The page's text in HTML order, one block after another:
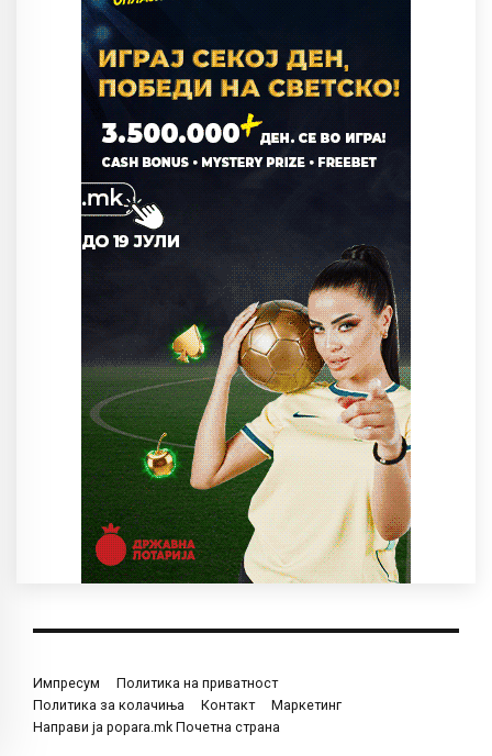
Импресум
Политика на приватност
Политика за колачиња
Контакт
Маркетинг
Направи ја popara.mk Почетна страна